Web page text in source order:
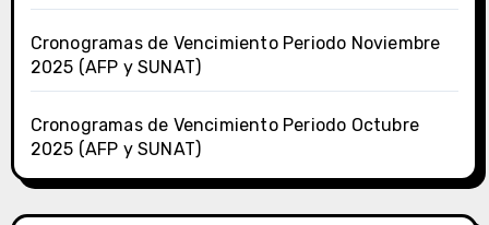
Cronogramas de Vencimiento Periodo Noviembre
2025 (AFP y SUNAT)
Cronogramas de Vencimiento Periodo Octubre
2025 (AFP y SUNAT)